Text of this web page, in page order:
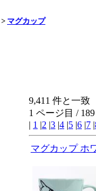
> マグカップ
9,411 件と一致
1 ページ目 /
| 1 |2 |3 |4 |5 |6 |7 |
マグカップ ホ